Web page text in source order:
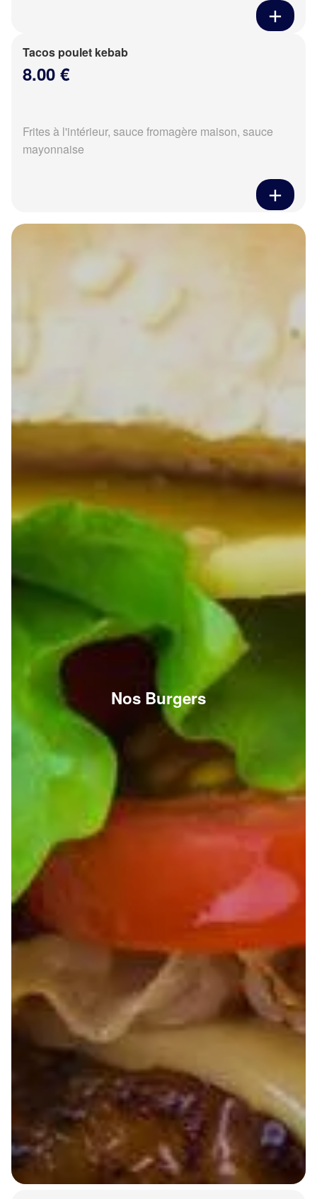
Tacos poulet kebab
8.00 €
Frites à l'intérieur, sauce fromagère maison, sauce
mayonnaise
Nos Burgers